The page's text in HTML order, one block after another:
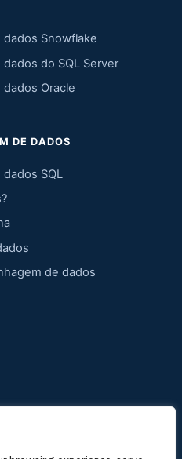
dados Snowflake
do SQL Server
Oracle
DE DADOS
SQL
de dados